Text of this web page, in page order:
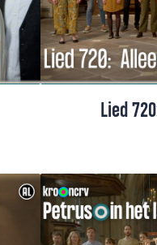
Lied
Lied 720 uit
een